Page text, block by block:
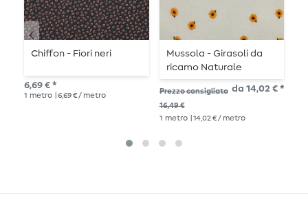
Chiffon - Fiori neri
6,69 € *
1 metro | 6,69 € / metro
Mussola - Girasoli da
ricamo Naturale
Prezzo consigliato
16,49 €
da 14,02 € *
1 metro | 14,02 € / metro